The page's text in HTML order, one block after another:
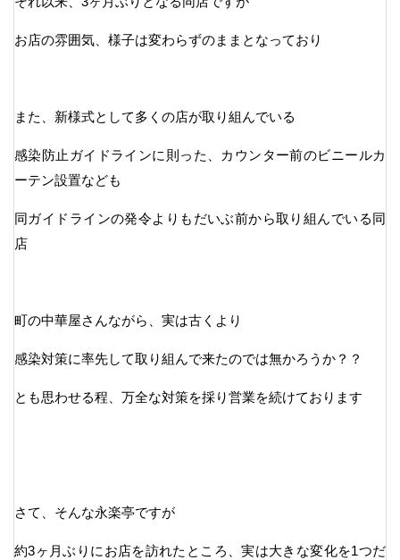
お店の雰囲気、様子は変わらずのままとなっており
また、新様式として多くの店が取り組んでいる
感染防止ガイドラインに則った、カウンター前のビニールカ
ーテン設置なども
同ガイドラインの発令よりもだいぶ前から取り組んでいる同
店
町の中華屋さんながら、実は古くより
感染対策に率先して取り組んで来たのでは無かろうか？？
とも思わせる程、万全な対策を採り営業を続けております
さて、そんな永楽亭ですが
約3ヶ月ぶりにお店を訪れたところ、実は大きな変化を1つだ